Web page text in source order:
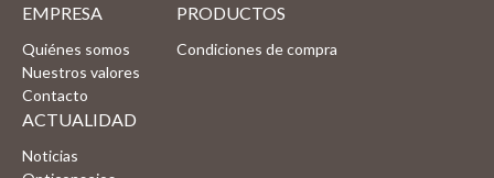
EMPRESA
Quiénes somos
Nuestros valores
Contacto
PRODUCTOS
Condiciones de compra
ACTUALIDAD
Noticias